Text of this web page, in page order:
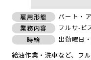
雇用形態
パート・
業務内容
フルサ-ビ
時給
出勤曜日
給油作業・洗車など、フ